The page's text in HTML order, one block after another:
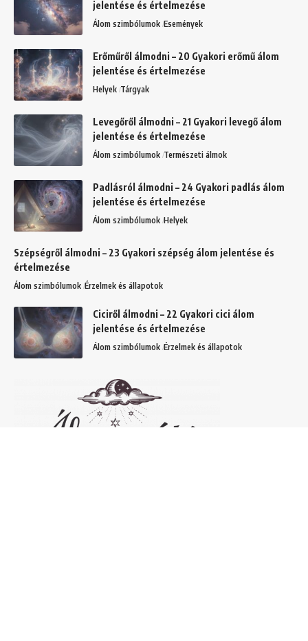
jelentése és értelmezése
Álom szimbólumok Események
Erőműről álmodni – 20 Gyakori erőmű álom
jelentése és értelmezése
Helyek Tárgyak
Levegőről álmodni – 21 Gyakori levegő álom
jelentése és értelmezése
Álom szimbólumok Természeti álmok
Padlásról álmodni – 24 Gyakori padlás álom
jelentése és értelmezése
Álom szimbólumok Helyek
Szépségről álmodni – 23 Gyakori szépség álom jelentése és
értelmezése
Álom szimbólumok Érzelmek és állapotok
Ciciről álmodni – 22 Gyakori cici álom
jelentése és értelmezése
Álom szimbólumok Érzelmek és állapotok